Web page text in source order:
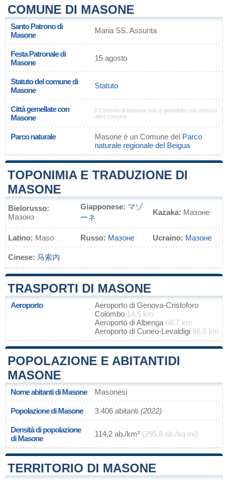
COMUNE DI MASONE
Santo Patrono di
Masone
Maria SS. Assunta
Festa Patronale di
Masone
15 agosto
Statuto del comune di
Masone
Statuto
Città gemellate con
Masone
Il Comune di Masone non è gemellato con nessun
altro comune.
Parco naturale Masone è un Comune del Parco
naturale regionale del Beigua
TOPONIMIA E TRADUZIONE DI
MASONE
Bielorusso:
Мазонэ
Giapponese: マゾ
ーネ
Kazaka: Мазоне
Latino: Maso Russo: Мазоне Ucraino: Мазоне
Cinese: 马索内
TRASPORTI DI MASONE
Aeroporto
Aeroporto di Genova-Cristoforo
Colombo 14.5 km
Aeroporto di Albenga 68.7 km
Aeroporto di Cuneo-Levaldigi 86.6 km
POPOLAZIONE E ABITANTIDI
MASONE
Nome abitanti di Masone Masonesi
Popolazione di Masone 3 406 abitanti (2022)
Densità di popolazione
di Masone
114,2 ab./km² (295,8 ab./sq mi)
TERRITORIO DI MASONE